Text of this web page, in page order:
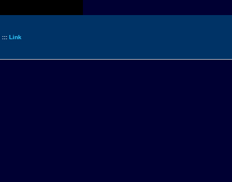
::: Link